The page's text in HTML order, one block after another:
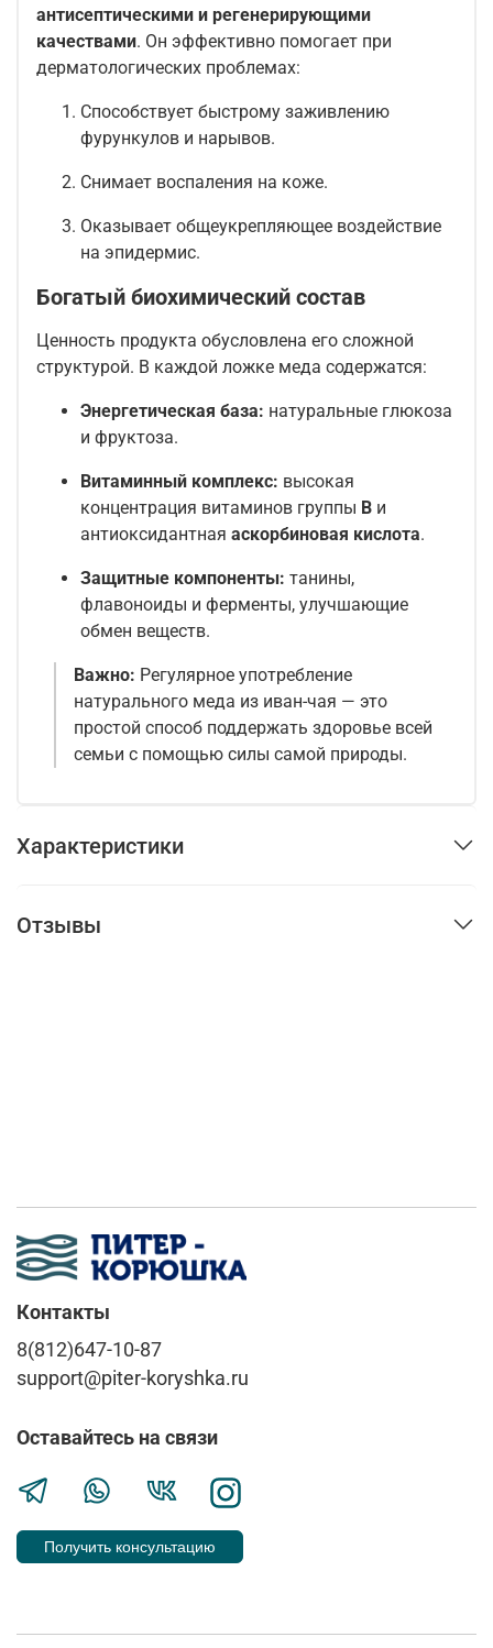
антисептическими и регенерирующими
качествами. Он эффективно помогает при
дерматологических проблемах:
Способствует быстрому заживлению
фурункулов и нарывов.
Снимает воспаления на коже.
Оказывает общеукрепляющее воздействие
на эпидермис.
Богатый биохимический состав
Ценность продукта обусловлена его сложной
структурой. В каждой ложке меда содержатся:
Энергетическая база: натуральные глюкоза
и фруктоза.
Витаминный комплекс: высокая
концентрация витаминов группы B и
антиоксидантная аскорбиновая кислота.
Защитные компоненты: танины,
флавоноиды и ферменты, улучшающие
обмен веществ.
Важно: Регулярное употребление
натурального меда из иван-чая — это
простой способ поддержать здоровье всей
семьи с помощью силы самой природы.
Характеристики
Отзывы
Контакты
8(812)647-10-87
support@piter-koryshka.ru
Оставайтесь на связи
Получить консультацию